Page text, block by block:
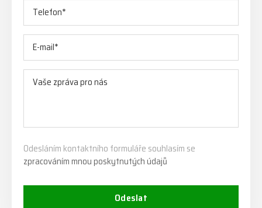
Odesláním kontaktního formuláře souhlasím se
zpracováním mnou poskytnutých údajů
Odeslat